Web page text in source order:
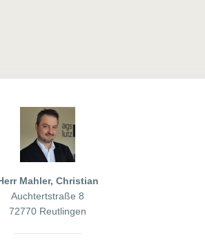
Mahler, Christian
Auchtertstraße 8
72770 Reutlingen